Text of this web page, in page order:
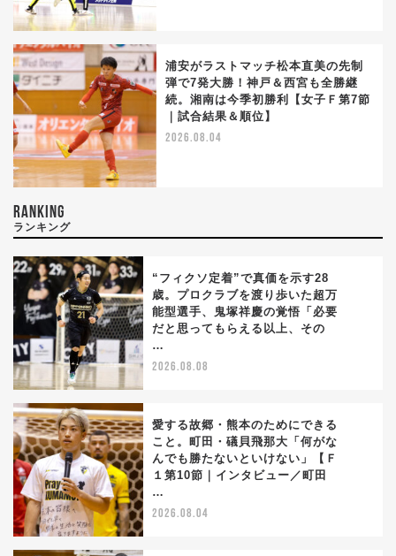
浦安がラストマッチ松本直美の先制
弾で7発大勝！神戸＆西宮も全勝継
続。湘南は今季初勝利【女子Ｆ第7節
｜試合結果＆順位】
2026.08.04
RANKING
ランキング
“フィクソ定着”で真価を示す28
歳。プロクラブを渡り歩いた超万
能型選手、鬼塚祥慶の覚悟「必要
だと思ってもらえる以上、その
…
2026.08.08
愛する故郷・熊本のためにできる
こと。町田・礒貝飛那大「何がな
んでも勝たないといけない」【Ｆ
１第10節｜インタビュー／町田
…
2026.08.04